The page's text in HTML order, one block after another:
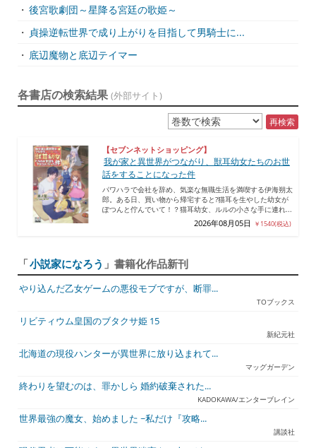
・ 後宮歌劇団～星降る宮廷の歌姫～
・ 貞操逆転世界で成り上がりを目指して男騎士に...
・ 底辺魔物と底辺テイマー
各書店の検索結果 (外部サイト)
再検索
【セブンネットショッピング】
我が家と異世界がつながり、獣耳幼女たちのお世
話をすることになった件
パワハラで会社を辞め、気楽な無職生活を満喫する伊海朔太
郎。ある日、買い物から帰宅すると?猫耳を生やした幼女が
ぽつんと佇んでいて！？猫耳幼女、ルルの小さな手に連れ...
2026年08月05日 ￥1540(税込)
「小説家になろう 」書籍化作品新刊
やり込んだ乙女ゲームの悪役モブですが、断罪...
TOブックス
リビティウム皇国のブタクサ姫 15
新紀元社
北海道の現役ハンターが異世界に放り込まれて...
マッグガーデン
終わりを望むのは、罪かしら 婚約破棄された...
KADOKAWA/エンターブレイン
世界最強の魔女、始めました ~私だけ『攻略...
講談社